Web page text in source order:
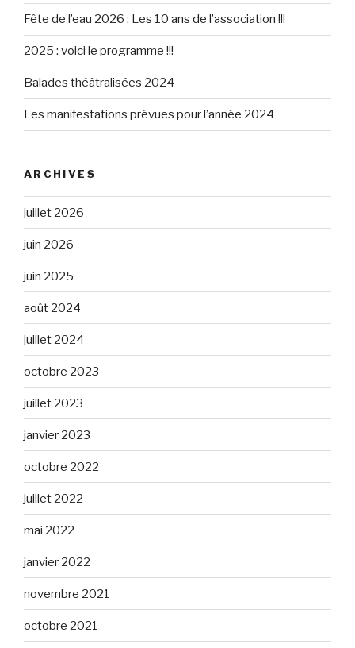
Fête de l’eau 2026 : Les 10 ans de l’association !!!
2025 : voici le programme !!!
Balades théâtralisées 2024
Les manifestations prévues pour l’année 2024
ARCHIVES
juillet 2026
juin 2026
juin 2025
août 2024
juillet 2024
octobre 2023
juillet 2023
janvier 2023
octobre 2022
juillet 2022
mai 2022
janvier 2022
novembre 2021
octobre 2021